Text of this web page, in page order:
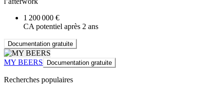
1 200 000 €
CA potentiel après 2 ans
Documentation gratuite
MY BEERS Documentation gratuite
Recherches populaires